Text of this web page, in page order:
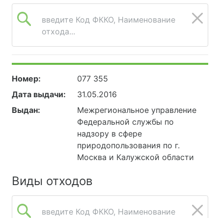
введите Код ФККО, Наименование
отхода...
Номер:
077 355
Дата выдачи:
31.05.2016
Выдан:
Межрегиональное управление
Федеральной службы по
надзору в сфере
природопользования по г.
Москва и Калужской области
Виды отходов
введите Код ФККО, Наименование